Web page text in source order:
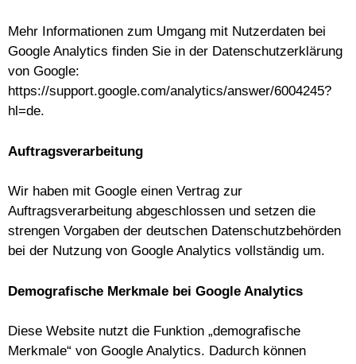
Mehr Informationen zum Umgang mit Nutzerdaten bei
Google Analytics finden Sie in der Datenschutzerklärung
von Google:
https://support.google.com/analytics/answer/6004245?
hl=de.
Auftragsverarbeitung
Wir haben mit Google einen Vertrag zur
Auftragsverarbeitung abgeschlossen und setzen die
strengen Vorgaben der deutschen Datenschutzbehörden
bei der Nutzung von Google Analytics vollständig um.
Demografische Merkmale bei Google Analytics
Diese Website nutzt die Funktion „demografische
Merkmale“ von Google Analytics. Dadurch können